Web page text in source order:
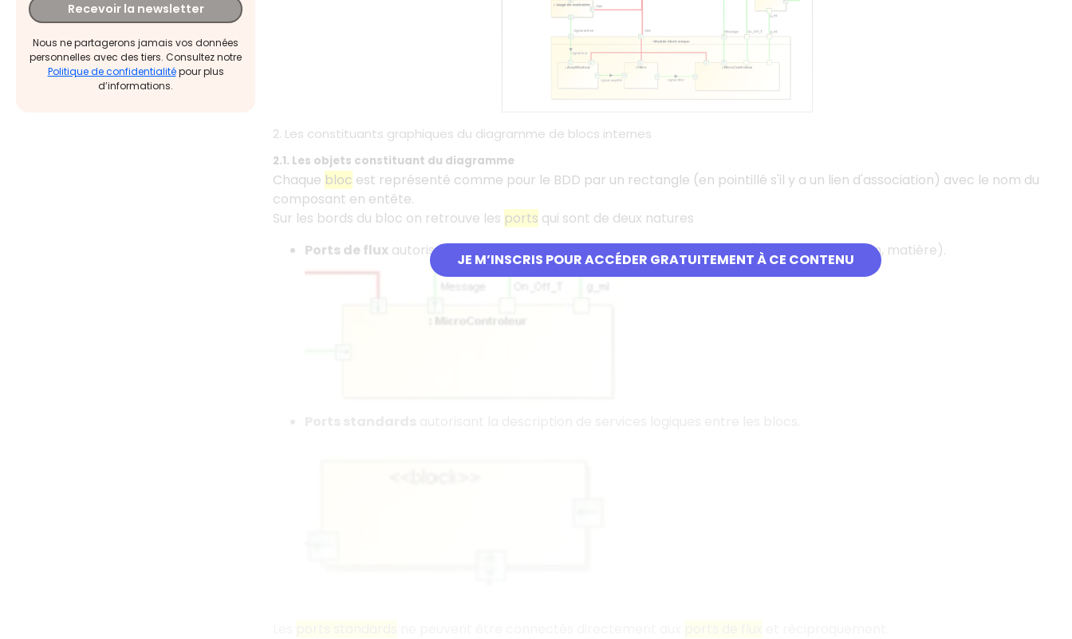
Recevoir la newsletter
Nous ne partagerons jamais vos données
personnelles avec des tiers. Consultez notre
Politique de confidentialitépour plus
d’informations.
JE M’INSCRIS POUR ACCÉDER GRATUITEMENT À CE CONTENU
2. Les constituants graphiques du diagramme de blocs internes
2.1. Les objets constituant du diagramme
Chaque bloc est représenté comme pour le BDD par un rectangle (en pointillé s'il y a un lien d'association) avec le nom du
composant en entête.
Sur les bords du bloc on retrouve les ports qui sont de deux natures
Ports de fluxautorisant la circulation de flux physiques entre les blocs (énergie, information, matière).